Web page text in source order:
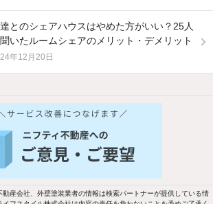
とのシェアハウスはやめた方がいい？25人
いたルームシェアのメリット・デメリット
年12月20日
で絞り込んでいます！
2階以上
動産会社、外壁塗装業者の情報は検索パートナーが提供している情